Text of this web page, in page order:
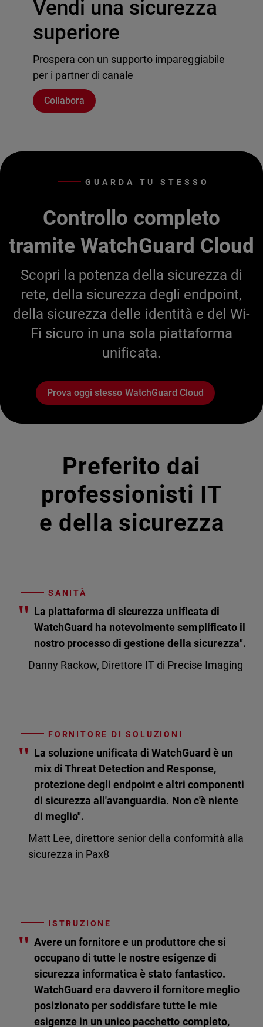
Vendi una sicurezza
superiore
Prospera con un supporto impareggiabile
per i partner di canale
Collabora
GUARDA TU STESSO
Controllo completo
tramite WatchGuard Cloud
Scopri la potenza della sicurezza di
rete, della sicurezza degli endpoint,
della sicurezza delle identità e del Wi-
Fi sicuro in una sola piattaforma
unificata.
Prova oggi stesso WatchGuard Cloud
Preferito dai
professionisti IT
e della sicurezza
SANITÀ
" La piattaforma di sicurezza unificata di
WatchGuard ha notevolmente semplificato il
nostro processo di gestione della sicurezza".
Danny Rackow, Direttore IT di Precise Imaging
FORNITORE DI SOLUZIONI
" La soluzione unificata di WatchGuard è un
mix di Threat Detection and Response,
protezione degli endpoint e altri componenti
di sicurezza all'avanguardia. Non c'è niente
di meglio".
Matt Lee, direttore senior della conformità alla
sicurezza in Pax8
ISTRUZIONE
" Avere un fornitore e un produttore che si
occupano di tutte le nostre esigenze di
sicurezza informatica è stato fantastico.
WatchGuard era davvero il fornitore meglio
posizionato per soddisfare tutte le mie
esigenze in un unico pacchetto completo,